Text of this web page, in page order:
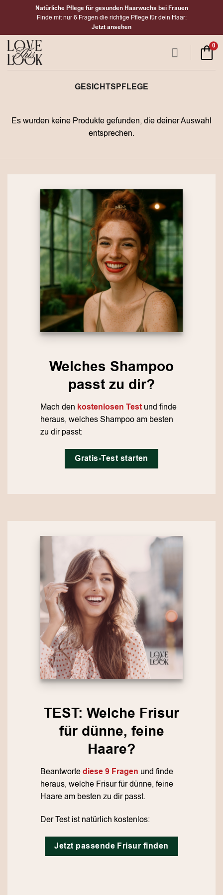
Natürliche Pflege für gesunden Haarwuchs bei Frauen
Finde mit nur 6 Fragen die richtige Pflege für dein Haar:
Jetzt ansehen
0
GESICHTSPFLEGE
Es wurden keine Produkte gefunden, die deiner Auswahl
entsprechen.
Welches Shampoo
passt zu dir?
Mach den kostenlosen Testund finde
heraus, welches Shampoo am besten
zu dir passt:
Gratis-Test starten
TEST: Welche Frisur
für dünne, feine
Haare?
Beantwortediese 9 Fragen und finde
heraus, welche Frisur für dünne, feine
Haare am besten zu dir passt.
Der Test ist natürlich kostenlos:
Jetzt passende Frisur finden